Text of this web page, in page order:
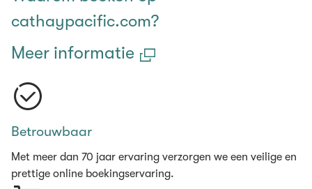
cathaypacific.com?
Meer informatie
Betrouwbaar
Met meer dan 70 jaar ervaring verzorgen we een veilige en
prettige online boekingservaring.